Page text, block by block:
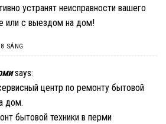
устранят неисправности вашего
или с выездом на дом!
SÁNG
says:
центр по ремонту бытовой
дом.
бытовой техники в перми